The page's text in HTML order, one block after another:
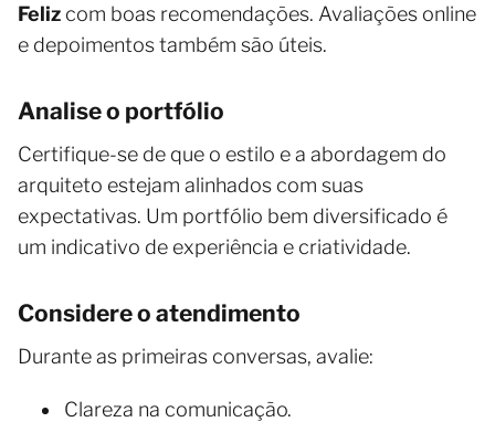
Feliz com boas recomendações. Avaliações online
e depoimentos também são úteis.
Analise o portfólio
Certifique-se de que o estilo e a abordagem do
arquiteto estejam alinhados com suas
expectativas. Um portfólio bem diversificado é
um indicativo de experiência e criatividade.
Considere o atendimento
Durante as primeiras conversas, avalie:
Clareza na comunicação.